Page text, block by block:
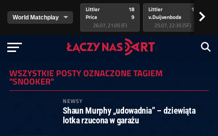
Littler
Price
18
9
26.07, 21:05 (F)
Littler
v.Duijvenbode
17
25.07, 22:35 (SF)
>
WSZYSTKIE POSTY OZNACZONE TAGIEM
"SNOOKER"
NEWSY
Shaun Murphy „udowadnia” – dziewiąta
lotka rzucona w garażu